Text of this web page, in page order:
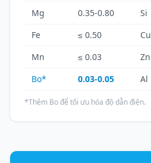
Mg
0.35-0.80 Si
Fe
≤ 0.50 Cu
Mn
≤ 0.03 Zn
Bo*
0.03-0.05 Al
*Thêm Bo để tối ưu hóa độ dẫn điện.